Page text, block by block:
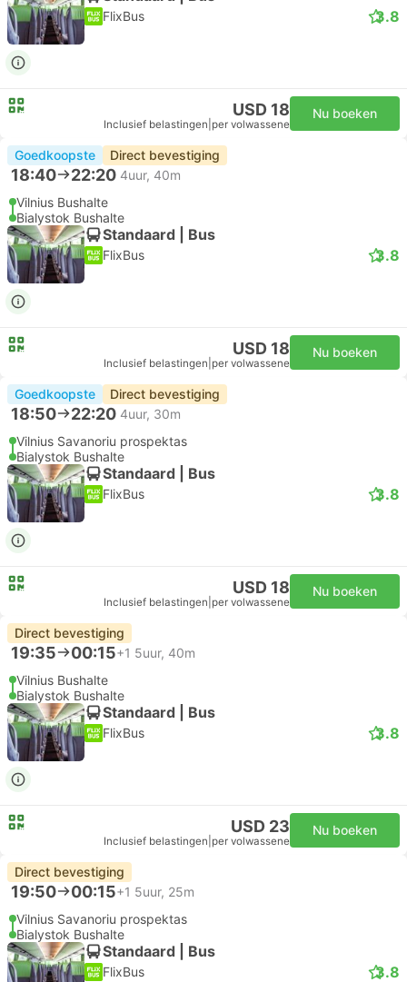
FlixBus 3.8
USD 18
Inclusief belastingen per volwassene
Nu boeken
Goedkoopste Direct bevestiging
18:40 22:20 4uur, 40m
Vilnius Bushalte
Bialystok Bushalte
Standaard | Bus
FlixBus 3.8
USD 18
Inclusief belastingen per volwassene
Nu boeken
Goedkoopste Direct bevestiging
18:50 22:20 4uur, 30m
Vilnius Savanoriu prospektas
Bialystok Bushalte
Standaard | Bus
FlixBus 3.8
USD 18
Inclusief belastingen per volwassene
Nu boeken
Direct bevestiging
19:35 00:15+1 5uur, 40m
Vilnius Bushalte
Bialystok Bushalte
Standaard | Bus
FlixBus 3.8
USD 23
Inclusief belastingen per volwassene
Nu boeken
Direct bevestiging
19:50 00:15+1 5uur, 25m
Vilnius Savanoriu prospektas
Bialystok Bushalte
Standaard | Bus
FlixBus 3.8